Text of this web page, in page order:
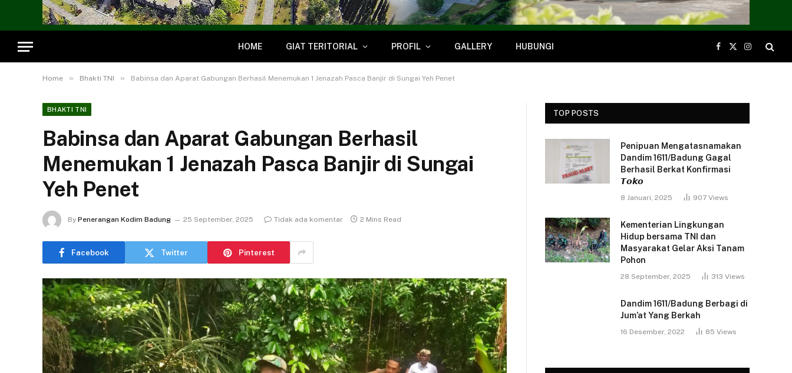
HOME GIAT TERITORIAL PROFIL GALLERY HUBUNGI
Facebook
X
(Twitter)
Instagram
Home » Bhakti TNI » Babinsa dan Aparat Gabungan Berhasil Menemukan 1 Jenazah Pasca Banjir di Sungai Yeh Penet
BHAKTI TNI
Babinsa dan Aparat Gabungan Berhasil
Menemukan 1 Jenazah Pasca Banjir di Sungai
Yeh Penet
By Penerangan Kodim Badung 25 September, 2025 Tidak ada komentar 2 Mins Read
Facebook Twitter Pinterest
TOP POSTS
Penipuan Mengatasnamakan
Dandim 1611/Badung Gagal
Berhasil Berkat Konfirmasi
𝙏𝙤𝙠𝙤
8 Januari, 2025 907 Views
Kementerian Lingkungan
Hidup bersama TNI dan
Masyarakat Gelar Aksi Tanam
Pohon
28 September, 2025 313 Views
Dandim 1611/Badung Berbagi di
Jum’at Yang Berkah
16 Desember, 2022 85 Views